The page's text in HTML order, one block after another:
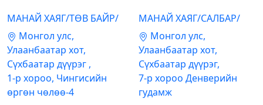
МАНАЙ ХАЯГ/ТӨВ БАЙР/
Mонгол улс,
Улаанбаатар хот,
Сүхбаатар дүүрэг ,
1-р хороо, Чингисийн
өргөн чөлөө-4
МАНАЙ ХАЯГ/САЛБАР/
Mонгол улс,
Улаанбаатар хот,
Сүхбаатар дүүрэг,
7-р хороо Денверийн
гудамж